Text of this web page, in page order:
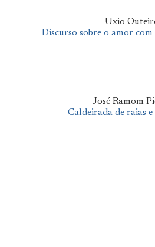
Uxio
Discurso sobre o amor
José Ramom
Caldeirada de raias e